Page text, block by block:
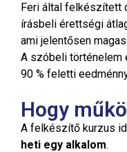
Feri által felkészített
írásbeli érettségi
ami jelentősen
A szóbeli történelem
90 % feletti
Hogy
A felkészítő kurzus
heti egy alkalom.